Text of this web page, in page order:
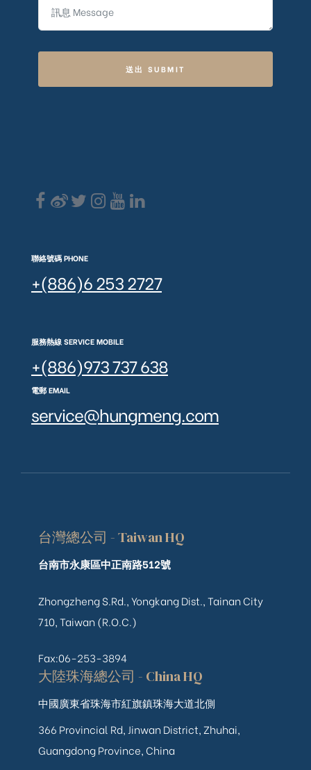
送出 SUBMIT
聯絡號碼 PHONE
+(886)6 253 2727
服務熱線 SERVICE MOBILE
+(886)973 737 638
電郵 EMAIL
service@hungmeng.com
台灣總公司 - Taiwan HQ
台南市永康區中正南路512號
Zhongzheng S.Rd., Yongkang Dist., Tainan City
710, Taiwan (R.O.C.)
Fax:06-253-3894
大陸珠海總公司 - China HQ
中國廣東省珠海市紅旗鎮珠海大道北側
366 Provincial Rd, Jinwan District, Zhuhai,
Guangdong Province, China